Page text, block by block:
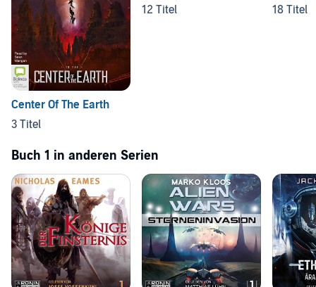
Center Of The Earth
3 Titel
12 Titel
18 Titel
Buch 1 in anderen Serien